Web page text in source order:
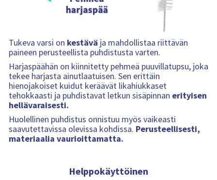
Tukeva varsi on kestävä ja mahdollistaa riittävän
paineen perusteellista puhdistusta varten.
Harjaspäähän on kiinnitetty pehmeä puuvillatupsu, joka
tekee harjasta ainutlaatuisen. Sen erittäin
hienojakoiset kuidut keräävät likahiukkaset
tehokkaasti ja puhdistavat letkun sisäpinnan erityisen
hellävaraisesti.
Huolellinen puhdistus onnistuu myös vaikeasti
saavutettavissa olevissa kohdissa. Perusteellisesti,
materiaalia vaurioittamatta.
Helppokäyttöinen